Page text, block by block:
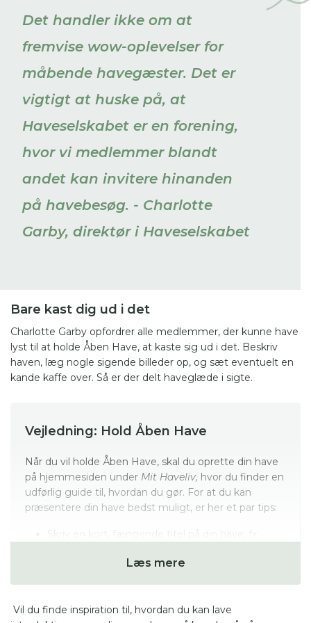
Det handler ikke om at
fremvise wow-oplevelser for
måbende havegæster. Det er
vigtigt at huske på, at
Haveselskabet er en forening,
hvor vi medlemmer blandt
andet kan invitere hinanden
på havebesøg. - Charlotte
Garby, direktør i Haveselskabet
Bare kast dig ud i det
Charlotte Garby opfordrer alle medlemmer, der kunne have
lyst til at holde Åben Have, at kaste sig ud i det. Beskriv
haven, læg nogle sigende billeder op, og sæt eventuelt en
kande kaffe over. Så er der delt haveglæde i sigte.
Vejledning: Hold Åben Have
Når du vil holde Åben Have, skal du oprette din have
på hjemmesiden under Mit Haveliv, hvor du finder en
udførlig guide til, hvordan du gør. For at du kan
præsentere din have bedst muligt, er her et par tips:
Selvforsyningshave, Hostahave.
og indhold.
Læs mere
Vil du finde inspiration til, hvordan du kan lave